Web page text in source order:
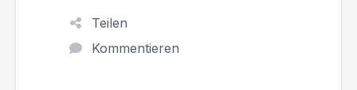
Teilen
Kommentieren